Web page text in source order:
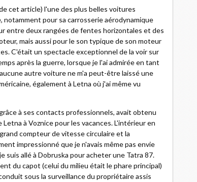
cet article) l'une des plus belles voitures
pour sa carrosserie aérodynamique
entre deux rangées de fentes horizontales et des
mais aussi pour le son typique de son moteur
C'était un spectacle exceptionnel de la voir sur
après la guerre, lorsque je l'ai admirée en tant
autre voiture ne m'a peut-être laissé une
également à Letna où j'ai même vu
à ses contacts professionnels, avait obtenu
à Voznice pour les vacances. L'intérieur en
compteur de vitesse circulaire et la
impressionné que je n'avais même pas envie
suis allé à Dobruska pour acheter une Tatra 87.
du capot (celui du milieu était le phare principal)
sous la surveillance du propriétaire assis